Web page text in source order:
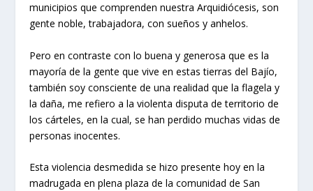
municipios que comprenden nuestra Arquidiócesis, son
gente noble, trabajadora, con sueños y anhelos.
Pero en contraste con lo buena y generosa que es la
mayoría de la gente que vive en estas tierras del Bajío,
también soy consciente de una realidad que la flagela y
la daña, me refiero a la violenta disputa de territorio de
los cárteles, en la cual, se han perdido muchas vidas de
personas inocentes.
Esta violencia desmedida se hizo presente hoy en la
madrugada en plena plaza de la comunidad de San